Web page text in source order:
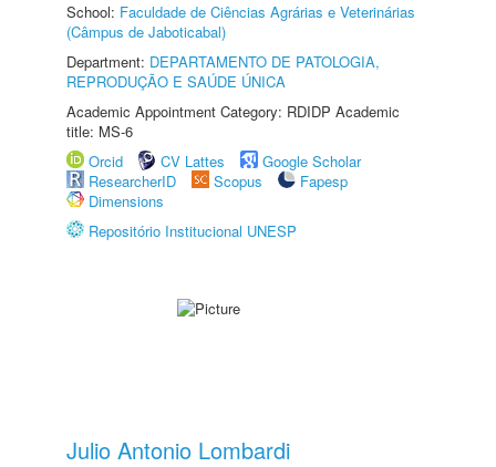
School: Faculdade de Ciências Agrárias e Veterinárias
(Câmpus de Jaboticabal)
Department: DEPARTAMENTO DE PATOLOGIA,
REPRODUÇÃO E SAÚDE ÚNICA
Academic Appointment Category: RDIDP Academic
title: MS-6
Orcid
CV Lattes
Google Scholar
ResearcherID
Scopus
Fapesp
Dimensions
Repositório Institucional UNESP
Julio Antonio Lombardi